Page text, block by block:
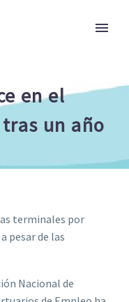
en el
un año
terminales por
pesar de las
Nacional de